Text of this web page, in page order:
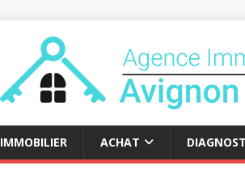
IMMOBILIER ACHAT